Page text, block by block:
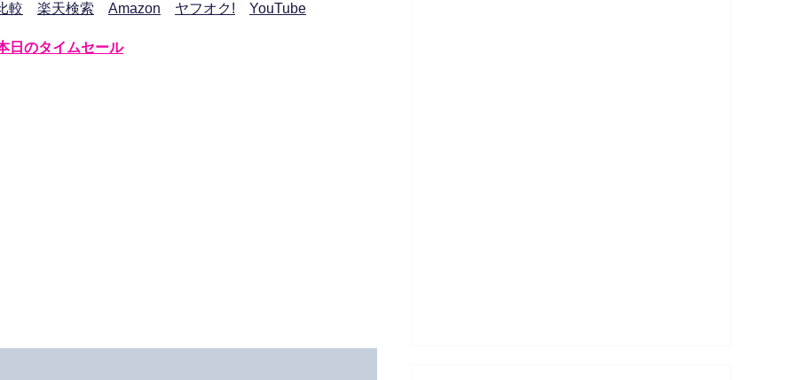
較 楽天検索 Amazon ヤフオク! YouTube
日のタイムセール